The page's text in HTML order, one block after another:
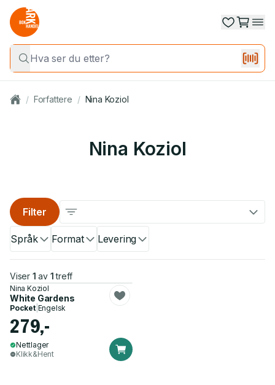
/ Forfattere / Nina Koziol
Nina Koziol
Språk Format Levering
Filter
Viser 1 av 1 treff
Nina Koziol
White Gardens
Pocket| Engelsk
279,-
Nettlager
Klikk&Hent